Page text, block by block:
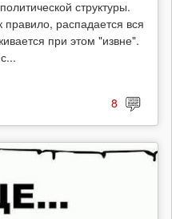
структуры.
распадается вся
при этом "извне".
8